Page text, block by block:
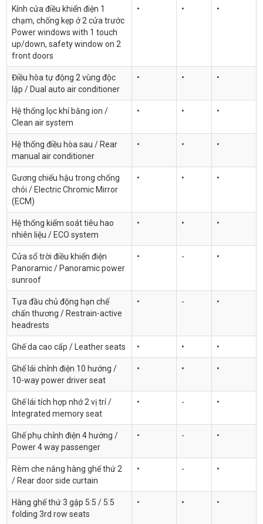
Kính cửa điều khiển điện 1
chạm, chống kẹp ở 2 cửa trước
Power windows with 1 touch
up/down, safety window on 2
front doors
• • •
Điều hòa tự động 2 vùng độc
lập / Dual auto air conditioner
• • •
Hệ thống lọc khí bằng ion /
Clean air system
• • •
Hệ thống điều hòa sau / Rear
manual air conditioner
• • •
Gương chiếu hậu trong chống
chói / Electric Chromic Mirror
(ECM)
• • •
Hệ thống kiểm soát tiêu hao
nhiên liệu / ECO system
• • •
Cửa sổ trời điều khiển điện
Panoramic / Panoramic power
sunroof
• - •
Tựa đầu chủ động hạn chế
chấn thương / Restrain-active
headrests
• - •
Ghế da cao cấp / Leather seats • • •
Ghế lái chỉnh điện 10 hướng /
10-way power driver seat
• • •
Ghế lái tích hợp nhớ 2 vị trí /
Integrated memory seat
• - •
Ghế phụ chỉnh điện 4 hướng /
Power 4 way passenger
• - •
Rèm che nắng hàng ghế thứ 2
/ Rear door side curtain
• - •
Hàng ghế thứ 3 gập 5:5 / 5:5
folding 3rd row seats
• • •